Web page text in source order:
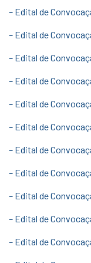
– Edital de
– Edital de
– Edital de
– Edital de
– Edital de
– Edital de
– Edital de
– Edital de
– Edital de
– Edital de
– Edital de